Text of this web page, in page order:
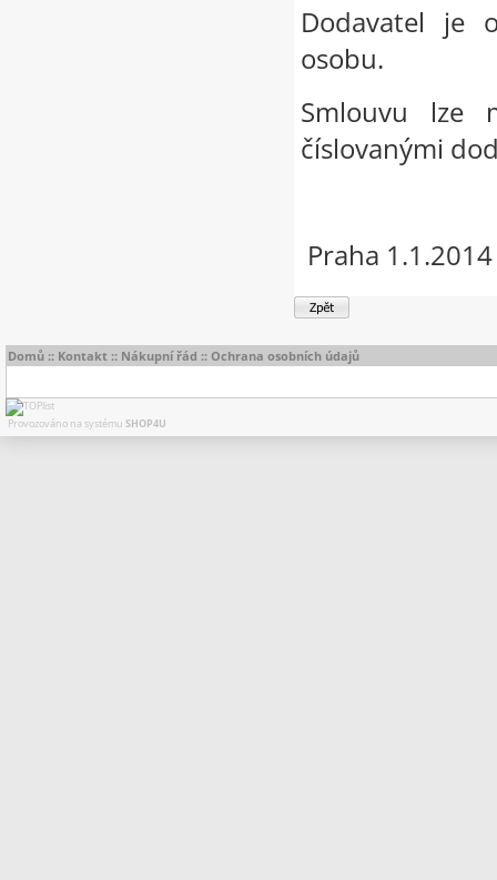
Dodavatel je
osobu.
Smlouvu lze
číslovanými
Praha 1.1.2014
Domů :: Kontakt :: Nákupní řád :: Ochrana osobních údajů
Provozováno na systému SHOP4U